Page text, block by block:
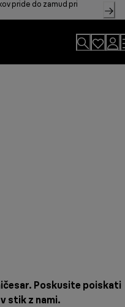
pride do zamud pri
Poskusite poiskati
stik z nami.